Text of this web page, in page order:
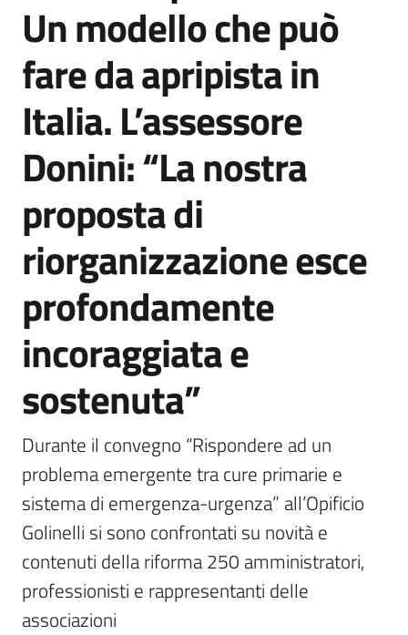
Un modello che può
fare da apripista in
Italia. L’assessore
Donini: “La nostra
proposta di
riorganizzazione esce
profondamente
incoraggiata e
sostenuta”
Durante il convegno “Rispondere ad un
problema emergente tra cure primarie e
sistema di emergenza-urgenza” all’Opificio
Golinelli si sono confrontati su novità e
contenuti della riforma 250 amministratori,
professionisti e rappresentanti delle
associazioni